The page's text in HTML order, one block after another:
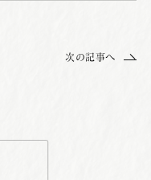
次の記事へ